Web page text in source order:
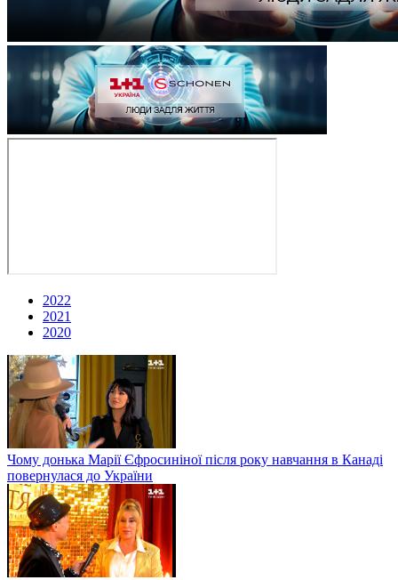
2022
2021
2020
Чому донька Марії Єфросиніної після року навчання в Канаді
повернулася до України